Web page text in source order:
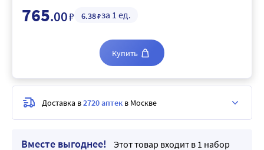
Вместе выгоднее!
Этот товар входит в 1 набор
765.00₽ 6.38₽за 1 ед.
Купить
Доставка в2720 аптек в Москве